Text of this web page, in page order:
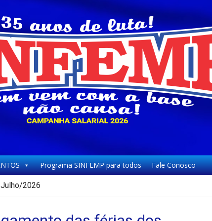
Programa SINFEMP para todos Fale Conosco
2026